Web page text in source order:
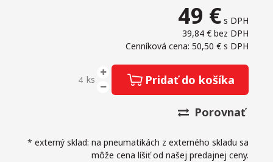
49 € s DPH
39,84 € bez DPH
Cenníková cena: 50,50 € s DPH
ks Pridať do košíka
Porovnať
* externý sklad: na pneumatikách z externého skladu sa
môže cena líšiť od našej predajnej ceny.